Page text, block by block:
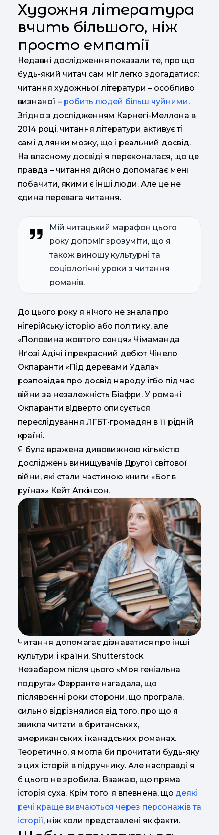
Художня література
вчить більшого, ніж
просто емпатії
Недавні дослідження показали те, про що
будь-який читач сам міг легко здогадатися:
читання художньої літератури – особливо
визнаної – робить людей більш чуйними.
Згідно з дослідженням Карнегі-Меллона в
2014 році, читання літератури активує ті
самі ділянки мозку, що і реальний досвід.
На власному досвіді я переконалася, що це
правда – читання дійсно допомагає мені
побачити, якими є інші люди. Але це не
єдина перевага читання.
Мій читацький марафон цього
року допоміг зрозуміти, що я
також виношу культурні та
соціологічні уроки з читання
романів.
До цього року я нічого не знала про
нігерійську історію або політику, але
«Половина жовтого сонця» Чімаманда
Нґозі Адічі і прекрасний дебют Чінело
Окпаранти «Під деревами Удала»
розповідав про досвід народу ігбо під час
війни за незалежність Біафри. У романі
Окпаранти відверто описується
переслідування ЛГБТ-громадян в її рідній
країні.
Я була вражена дивовижною кількістю
досліджень винищувачів Другої світової
війни, які стали частиною книги «Бог в
руїнах» Кейт Аткінсон.
Читання допомагає дізнаватися про інші
культури і країни. Shutterstock
Незабаром після цього «Моя геніальна
подруга» Ферранте нагадала, що
післявоєнні роки сторони, що програла,
сильно відрізнялися від того, про що я
звикла читати в британських,
американських і канадських романах.
Теоретично, я могла би прочитати будь-яку
з цих історій в підручнику. Але насправді я
б цього не зробила. Вважаю, що пряма
історія суха. Крім того, я впевнена, що деякі
речі краще вивчаються через персонажів та
історії, ніж коли представлені як факти.